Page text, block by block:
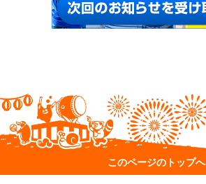
このページのトップへ